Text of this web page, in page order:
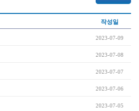
작성일
2023-07-09
2023-07-08
2023-07-07
2023-07-06
2023-07-05